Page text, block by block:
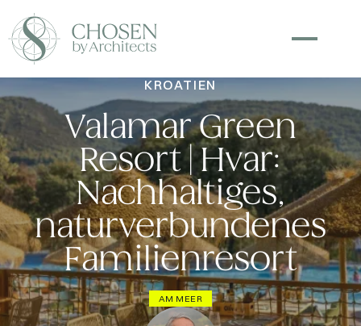
KROATIEN
Valamar Green
Resort | Hvar:
Nachhaltiges,
naturverbundenes
Familienresort
AM MEER